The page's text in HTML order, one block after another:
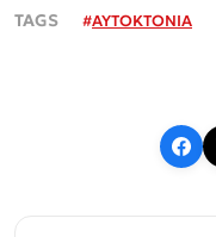
#ΑΥΤΟΚΤΟΝΙΑ